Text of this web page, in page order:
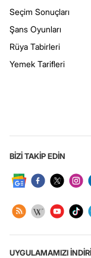
Seçim Sonuçları
Şans Oyunları
Rüya Tabirleri
Yemek Tarifleri
BİZİ TAKİP EDİN
UYGULAMAMIZI